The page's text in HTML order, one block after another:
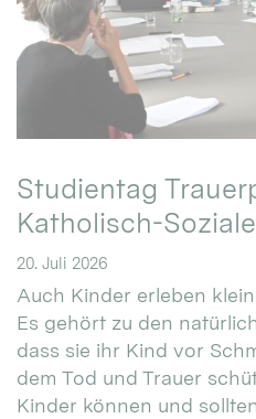
Studientag
Katholisch-
20. Juli 2026
Auch Kinder erleben
Es gehört zu den
dass sie ihr Kind vor
dem Tod und Trauer
Kinder können und